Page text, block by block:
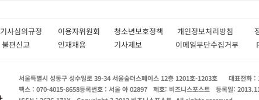
기사심의규정 이용자위원회 청소년보호정책 개인정보처리방침
불편신고 인재채용 기사제보 이메일무단수집거부
서울특별시 성동구 성수일로 39-34 서울숲더스페이스 12층 1201호-1203호 대표전화 :
팩스 : 070-4015-8658등록번호 : 서울 아 02897 제호: 비즈니스포스트 등록일: